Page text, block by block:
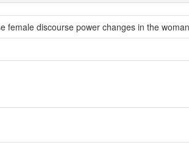
female discourse power changes in the